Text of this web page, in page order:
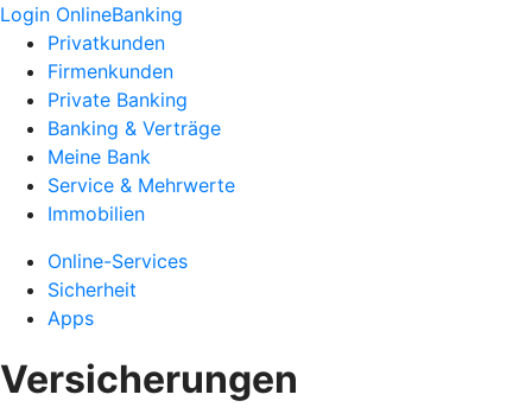
Login OnlineBanking
Privatkunden
Firmenkunden
Private Banking
Banking & Verträge
Meine Bank
Service & Mehrwerte
Immobilien
Online-Services
Sicherheit
Apps
Versicherungen